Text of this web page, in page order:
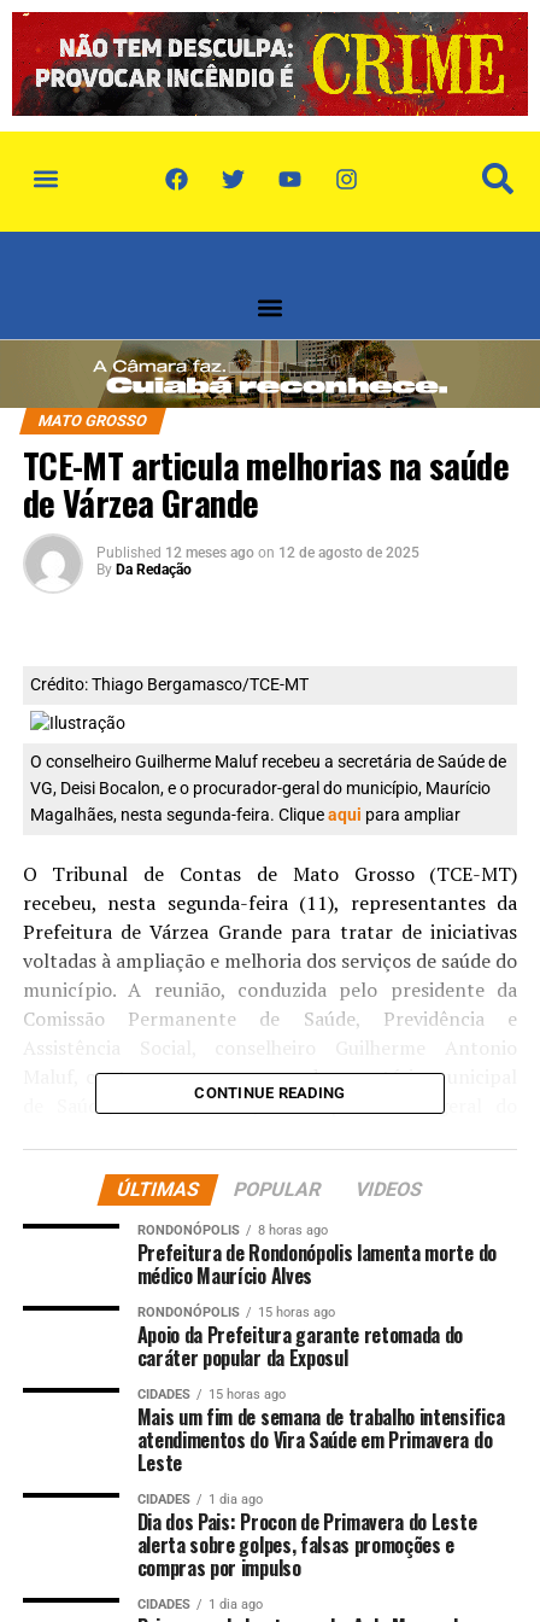
MATO GROSSO
TCE-MT articula melhorias na saúde
de Várzea Grande
Published 12 meses ago on 12 de agosto de 2025
By Da Redação
Crédito: Thiago Bergamasco/TCE-MT
O conselheiro Guilherme Maluf recebeu a secretária de Saúde de
VG, Deisi Bocalon, e o procurador-geral do município, Maurício
Magalhães, nesta segunda-feira. Cliqueaqui para ampliar
O Tribunal de Contas de Mato Grosso (TCE-MT)
recebeu, nesta segunda-feira (11), representantes da
Prefeitura de Várzea Grande para tratar de iniciativas
voltadas à ampliação e melhoria dos serviços de saúde do
município. A reunião, conduzida pelo presidente da
Comissão Permanente de Saúde, Previdência e
Assistência Social, conselheiro Guilherme Antonio
Maluf, contou com a presença da secretária municipal
de Saúde, Deisi Bocalon, e do procurador-geral do
Entre os principais pontos discutidos, está o Projeto de
Lei que tramita na Câmara Municipal e que prevê a
contratação de novos especialistas da saúde, como
médicos, farmacêuticos e fisioterapeutas e a
reestruturação salarial desses profissionais.
Para o conselheiro Guilherme Maluf, a aprovação da
proposta será fundamental para reduzir o déficit de
especialistas e melhorar o atendimento na Baixada
Cuiabana. “Várzea Grande é a segunda maior cidade do
estado e a falta de médicos e outros profissionais
impacta diretamente toda a região. Com a aprovação
desse projeto, a prefeitura poderá contratar com mais
facilidade e qualidade”, afirmou.
De acordo com a secretária municipal de Saúde, a
CONTINUE READING
ÚLTIMAS POPULAR VIDEOS
RONDONÓPOLIS 8 horas ago
Prefeitura de Rondonópolis lamenta morte do
médico Maurício Alves
RONDONÓPOLIS 15 horas ago
Apoio da Prefeitura garante retomada do
caráter popular da Exposul
CIDADES 15 horas ago
Mais um fim de semana de trabalho intensifica
atendimentos do Vira Saúde em Primavera do
Leste
CIDADES 1 dia ago
Dia dos Pais: Procon de Primavera do Leste
alerta sobre golpes, falsas promoções e
compras por impulso
CIDADES 1 dia ago